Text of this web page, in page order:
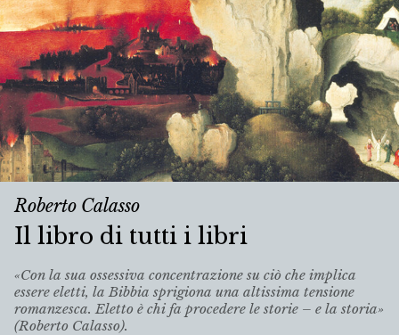
Roberto Calasso
Il libro di tutti i libri
«Con la sua ossessiva concentrazione su ciò che implica
essere eletti, la Bibbia sprigiona una altissima tensione
romanzesca. Eletto è chi fa procedere le storie – e la storia»
(Roberto Calasso).